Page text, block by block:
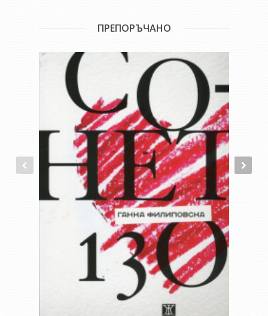
ПРЕПОРЪЧАНО